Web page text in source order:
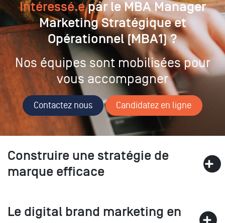
Intéressé.epar le MBA Manager
Marketing Stratégique et
Opérationnel (MBA1) ?
Nos équipes sont mobilisées pour
vous accompagner
Contactez nous Candidatez en ligne
Construire une stratégie de
marque efficace
Le digital brand marketing en